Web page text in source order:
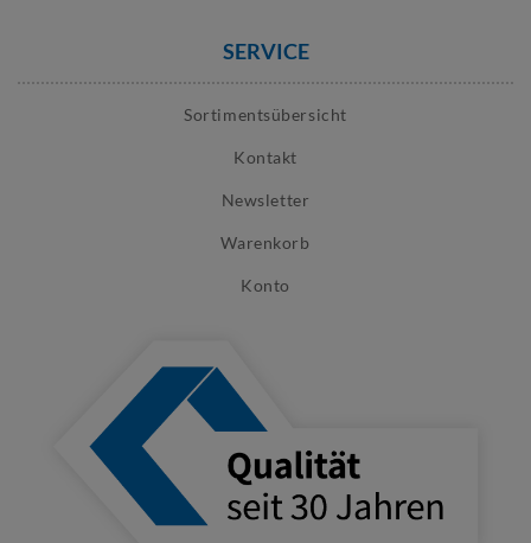
SERVICE
Sortimentsübersicht
Kontakt
Newsletter
Warenkorb
Konto